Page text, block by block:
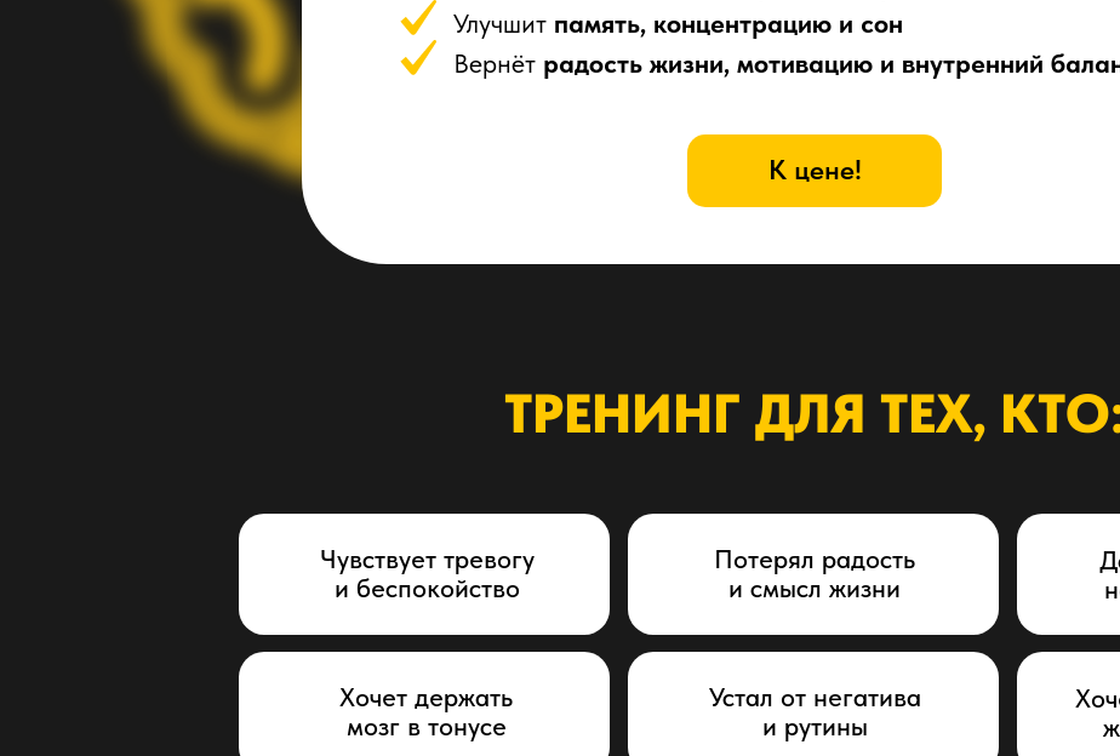
Улучшит память, концентрацию и сон
Вернёт радость жизни, мотивацию и внутренний
К цене!
Чувствует тревогу
и беспокойство
Устал от негатива
и рутины
Потерял радость
и смысл жизни
Хочет держать
мозг в тонусе
ТРЕНИНГ ДЛЯ ТЕХ,